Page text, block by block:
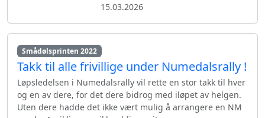
15.03.2026
Smådølsprinten 2022
Takk til alle frivillige under Numedalsrally !
Løpsledelsen i Numedalsrally vil rette en stor takk til hver
og en av dere, for det dere bidrog med iløpet av helgen.
Uten dere hadde det ikke vært mulig å arrangere en NM